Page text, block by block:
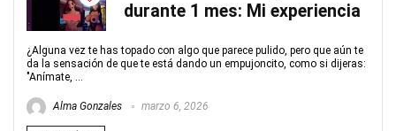
durante 1 mes: Mi experiencia
¿Alguna vez te has topado con algo que parece pulido, pero que aún te
da la sensación de que te está dando un empujoncito, como si dijeras:
"Anímate, ...
Alma Gonzales marzo 6, 2026